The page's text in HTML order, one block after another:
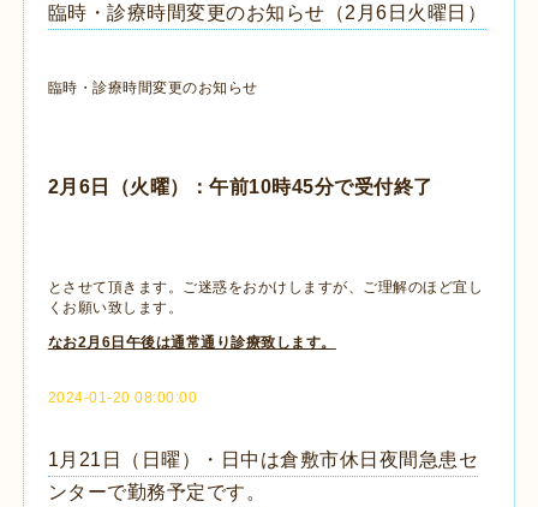
臨時・診療時間変更のお知らせ（2月6日火曜日）
臨時・診療時間変更のお知らせ
2月6日（火曜）：午前10時45分で受付終了
とさせて頂きます。ご迷惑をおかけしますが、ご理解のほど宜し
くお願い致します。
なお2月6日午後は通常通り診療致します。
2024-01-20 08:00:00
1月21日（日曜）・日中は倉敷市休日夜間急患セ
ンターで勤務予定です。